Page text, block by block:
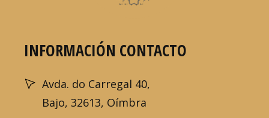
INFORMACIÓN CONTACTO
Avda. do Carregal 40,
Bajo, 32613, Oímbra